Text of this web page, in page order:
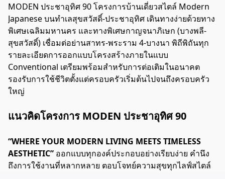
MODEN ประชาอุทิศ 90 โครงการบ้านเดี่ยวสไตล์ Modern
Japanese บนทำเลสุขสวัสดิ์-ประชาอุทิศ เดินทางง่ายด้วยทาง
พิเศษเฉลิมมหานคร และทางพิเศษกาญจนาภิเษก (บางพลี-
สุขสวัสดิ์) เชื่อมต่อย่านสาทร-พระราม 4-บางนา พิถีพิถันทุก
รายละเอียดการออกแบบโครงสร้างภายในแบบ
Conventional เตรียมพร้อมสำหรับการต่อเติมในอนาคต
รองรับการใช้ชีวิตตั้งแต่ครอบครัวเริ่มต้นไปจนถึงครอบครัว
ใหญ่
แนวคิดโครงการ MODEN ประชาอุทิศ 90
“WHERE YOUR MODERN LIVING MEETS TIMELESS
AESTHETIC” ออกแบบทุกองค์ประกอบอย่างเรียบง่าย คำนึง
ถึงการใช้งานที่หลากหลาย ตอบโจทย์ความสุขทุกไลฟ์สไตล์